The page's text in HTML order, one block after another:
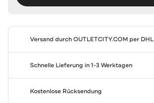
Versand durchOUTLETCITY.COM per DHL
Schnelle Lieferung in 1-3 Werktagen
Kostenlose Rücksendung